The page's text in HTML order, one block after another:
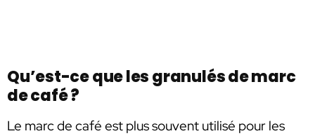
Qu’est-ce que les granulés de marc
de café ?
Le marc de café est plus souvent utilisé pour les